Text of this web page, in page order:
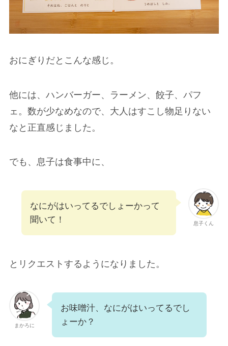
おにぎりだとこんな感じ。
他には、ハンバーガー、ラーメン、餃子、パフ
ェ。数が少なめなので、大人はすこし物足りない
なと正直感じました。
でも、息子は食事中に、
息子くん
なにがはいってるでしょーかって
聞いて！
とリクエストするようになりました。
まかろに
お味噌汁、なにがはいってるでし
ょーか？